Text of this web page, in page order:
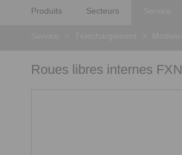
Produits Secteurs
Roues libres internes FXN